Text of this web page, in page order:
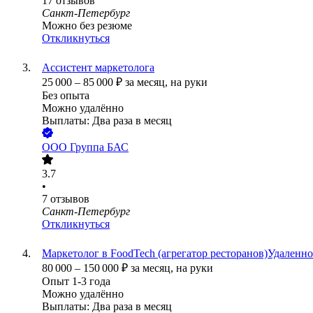
Санкт-Петербург
Можно без резюме
Откликнуться
Ассистент маркетолога
25 000 – 85 000 ₽ за месяц, на руки
Без опыта
Можно удалённо
Выплаты: Два раза в месяц
ООО Группа БАС
3.7
•
7 отзывов
Санкт-Петербург
Откликнуться
Маркетолог в FoodTech (агрегатор ресторанов)Удаленно
80 000 – 150 000 ₽ за месяц, на руки
Опыт 1-3 года
Можно удалённо
Выплаты: Два раза в месяц